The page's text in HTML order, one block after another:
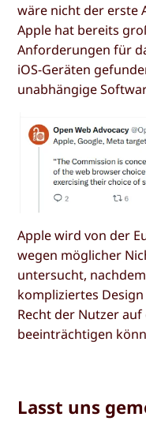
wäre nicht der erste
Apple hat bereits
Anforderungen für
iOS-Geräten
unabhängige
Apple wird von der
wegen möglicher
untersucht,
kompliziertes
Recht der Nutzer
beeinträchtigen
Lasst uns